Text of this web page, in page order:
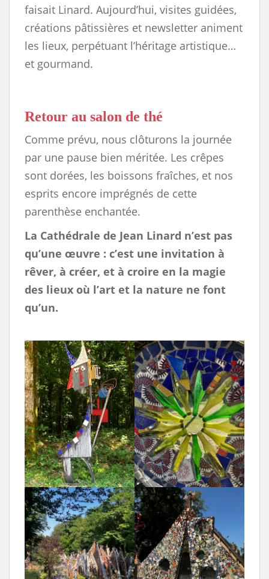
faisait Linard. Aujourd’hui, visites guidées,
créations pâtissières et newsletter animent
les lieux, perpétuant l’héritage artistique…
et gourmand.
Retour au salon de thé
Comme prévu, nous clôturons la journée
par une pause bien méritée. Les crêpes
sont dorées, les boissons fraîches, et nos
esprits encore imprégnés de cette
parenthèse enchantée.
La Cathédrale de Jean Linard n’est pas
qu’une œuvre : c’est une invitation à
rêver, à créer, et à croire en la magie
des lieux où l’art et la nature ne font
qu’un.